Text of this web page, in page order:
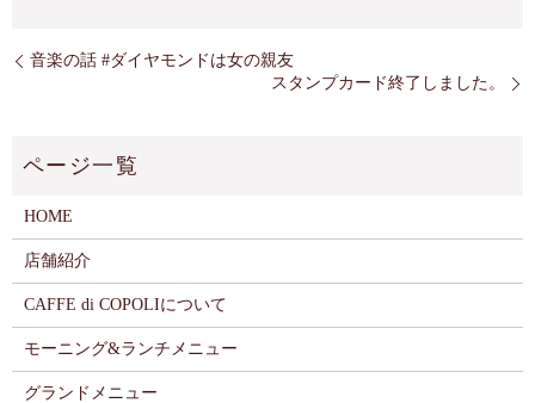
音楽の話 #ダイヤモンドは女の親友
スタンプカード終了しました。
HOME
店舗紹介
CAFFE di COPOLIについて
モーニング&ランチメニュー
グランドメニュー